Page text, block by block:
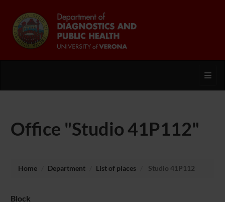
Office "Studio 41P112"
Home Department List of places Studio 41P112
Block